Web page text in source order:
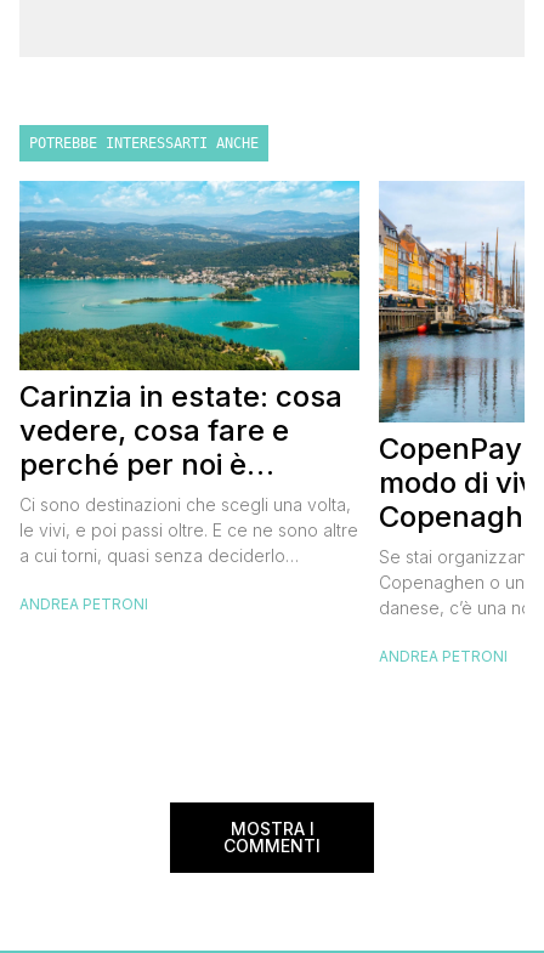
POTREBBE INTERESSARTI ANCHE
Carinzia in estate: cosa
vedere, cosa fare e
perché per noi è
diventata una
destinazione del cuore
Ci sono destinazioni che scegli una volta,
le vivi, e poi passi oltre. E ce ne sono altre
a cui torni, quasi senza deciderlo
richiamarti indietro più che il contrario. Per
ANDREA PETRONI
CopenPay:
modo di
meglio e
meno
Se stai
Copenaghen o un
danese, c’è una
CopenPay ed è
ANDREA PETRONI
MOSTRA I
COMMENTI